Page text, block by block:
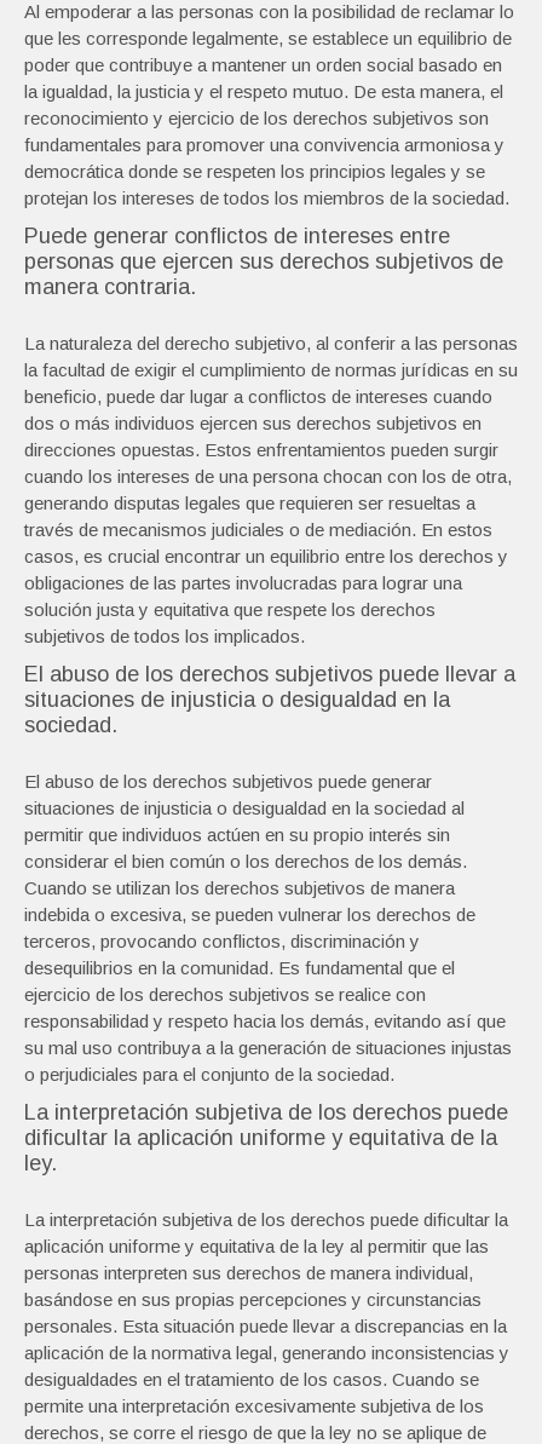
Al empoderar a las personas con la posibilidad de reclamar lo
que les corresponde legalmente, se establece un equilibrio de
poder que contribuye a mantener un orden social basado en
la igualdad, la justicia y el respeto mutuo. De esta manera, el
reconocimiento y ejercicio de los derechos subjetivos son
fundamentales para promover una convivencia armoniosa y
democrática donde se respeten los principios legales y se
protejan los intereses de todos los miembros de la sociedad.
Puede generar conflictos de intereses entre
personas que ejercen sus derechos subjetivos de
manera contraria.
La naturaleza del derecho subjetivo, al conferir a las personas
la facultad de exigir el cumplimiento de normas jurídicas en su
beneficio, puede dar lugar a conflictos de intereses cuando
dos o más individuos ejercen sus derechos subjetivos en
direcciones opuestas. Estos enfrentamientos pueden surgir
cuando los intereses de una persona chocan con los de otra,
generando disputas legales que requieren ser resueltas a
través de mecanismos judiciales o de mediación. En estos
casos, es crucial encontrar un equilibrio entre los derechos y
obligaciones de las partes involucradas para lograr una
solución justa y equitativa que respete los derechos
subjetivos de todos los implicados.
El abuso de los derechos subjetivos puede llevar a
situaciones de injusticia o desigualdad en la
sociedad.
El abuso de los derechos subjetivos puede generar
situaciones de injusticia o desigualdad en la sociedad al
permitir que individuos actúen en su propio interés sin
considerar el bien común o los derechos de los demás.
Cuando se utilizan los derechos subjetivos de manera
indebida o excesiva, se pueden vulnerar los derechos de
terceros, provocando conflictos, discriminación y
desequilibrios en la comunidad. Es fundamental que el
ejercicio de los derechos subjetivos se realice con
responsabilidad y respeto hacia los demás, evitando así que
su mal uso contribuya a la generación de situaciones injustas
o perjudiciales para el conjunto de la sociedad.
La interpretación subjetiva de los derechos puede
dificultar la aplicación uniforme y equitativa de la
ley.
La interpretación subjetiva de los derechos puede dificultar la
aplicación uniforme y equitativa de la ley al permitir que las
personas interpreten sus derechos de manera individual,
basándose en sus propias percepciones y circunstancias
personales. Esta situación puede llevar a discrepancias en la
aplicación de la normativa legal, generando inconsistencias y
desigualdades en el tratamiento de los casos. Cuando se
permite una interpretación excesivamente subjetiva de los
derechos, se corre el riesgo de que la ley no se aplique de